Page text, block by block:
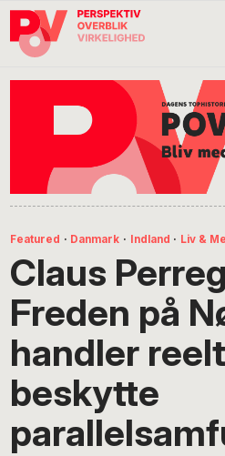
Gå
direkte
Skip
indhold
Gå
direkte
Featured · Danmark · Indland · Liv &
Claus
Freden på
handler
beskytte